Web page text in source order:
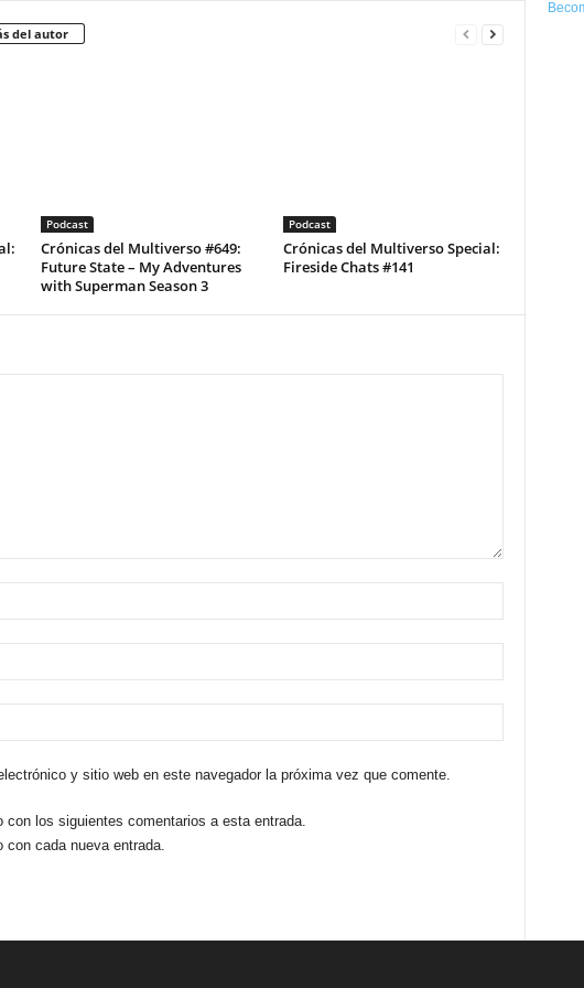
del autor
Podcast
Crónicas del Multiverso #649:
Future State – My Adventures
with Superman Season 3
Podcast
Crónicas del Multiverso Special:
Fireside Chats #141
y sitio web en este navegador la próxima vez que comente.
con los siguientes comentarios a esta entrada.
con cada nueva entrada.